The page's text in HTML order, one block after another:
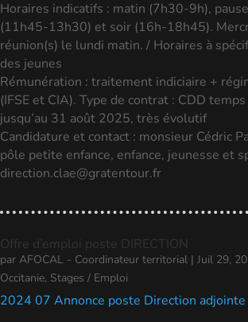
Horaires indicatifs : matin (7h30-9h),
(11h45-13h30) et soir (16h-18h45).
réunion(s) le lundi matin. / Horaires à
des jeunes
Rémunération : traitement indiciaire +
(IFSE et CIA). Type de contrat : CDD
jusqu’au 31 août 2025, très évolutif
Candidature et contact : monsieur Cédric
pôle petite enfance, enfance, jeunesse et
direction.clae@gratentour.fr
Offre d’emploi poste DIRECTION
par AFOCAL - Coordinateur territorial | Juil 29,
Occitanie, Stages / Emploi
2024 07 Annonce poste Direction adjointe